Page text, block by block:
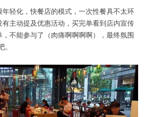
轻化，快餐店的模式，一次性餐具不太环
主动提及优惠活动，买完单看到店内宣传
不能参与了（肉痛啊啊啊啊），最终氛围